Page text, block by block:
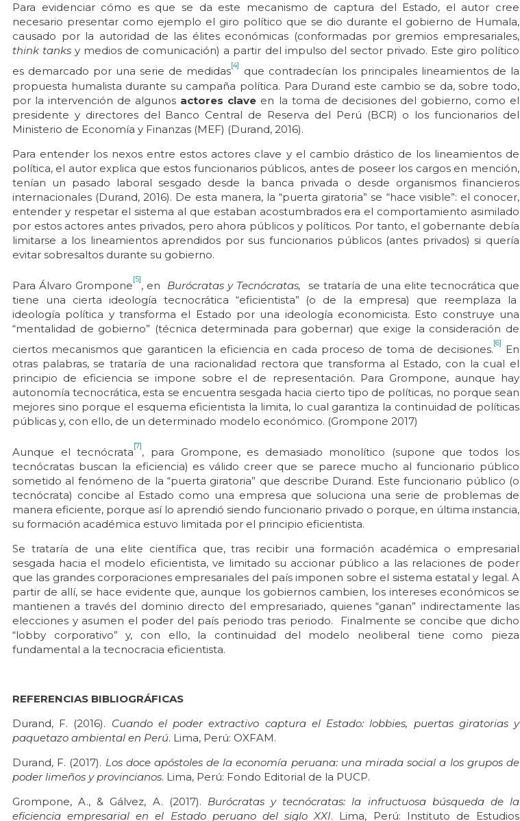
Para evidenciar cómo es que se da este mecanismo de captura del Estado, el autor cree
necesario presentar como ejemplo el giro político que se dio durante el gobierno de Humala,
causado por la autoridad de las élites económicas (conformadas por gremios empresariales,
think tanksy medios de comunicación) a partir del impulso del sector privado. Este giro político
es demarcado por una serie de medidas[4]
que contradecían los principales lineamientos de la
propuesta humalista durante su campaña política. Para Durand este cambio se da, sobre todo,
por la intervención de algunos actores clave en la toma de decisiones del gobierno, como el
presidente y directores del Banco Central de Reserva del Perú (BCR) o los funcionarios del
Ministerio de Economía y Finanzas (MEF) (Durand, 2016).
Para entender los nexos entre estos actores clave y el cambio drástico de los lineamientos de
política, el autor explica que estos funcionarios públicos, antes de poseer los cargos en mención,
tenían un pasado laboral sesgado desde la banca privada o desde organismos financieros
internacionales (Durand, 2016). De esta manera, la “puerta giratoria” se “hace visible”: el conocer,
entender y respetar el sistema al que estaban acostumbrados era el comportamiento asimilado
por estos actores antes privados, pero ahora públicos y políticos. Por tanto, el gobernante debía
limitarse a los lineamientos aprendidos por sus funcionarios públicos (antes privados) si quería
evitar sobresaltos durante su gobierno.
Para Álvaro Grompone[5], en Burócratas y Tecnócratas,
se trataría de una elite tecnocrática que
tiene una cierta ideología tecnocrática “eficientista” (o de la empresa) que reemplaza la
ideología política y transforma el Estado por una ideología economicista. Esto construye una
“mentalidad de gobierno” (técnica determinada para gobernar) que exige la consideración de
ciertos mecanismos que garanticen la eficiencia en cada proceso de toma de decisiones.[6]
En
otras palabras, se trataría de una racionalidad rectora que transforma al Estado, con la cual el
principio de eficiencia se impone sobre el de representación. Para Grompone, aunque hay
autonomía tecnocrática, esta se encuentra sesgada hacia cierto tipo de políticas, no porque sean
mejores sino porque el esquema eficientista la limita, lo cual garantiza la continuidad de políticas
públicas y, con ello, de un determinado modelo económico. (Grompone 2017)
Aunque el tecnócrata[7], para Grompone, es demasiado monolítico (supone que todos los
tecnócratas buscan la eficiencia) es válido creer que se parece mucho al funcionario público
sometido al fenómeno de la “puerta giratoria” que describe Durand. Este funcionario público (o
tecnócrata) concibe al Estado como una empresa que soluciona una serie de problemas de
manera eficiente, porque así lo aprendió siendo funcionario privado o porque, en última instancia,
su formación académica estuvo limitada por el principio eficientista.
Se trataría de una elite científica que, tras recibir una formación académica o empresarial
sesgada hacia el modelo eficientista, ve limitado su accionar público a las relaciones de poder
que las grandes corporaciones empresariales del país imponen sobre el sistema estatal y legal. A
partir de allí, se hace evidente que, aunque los gobiernos cambien, los intereses económicos se
mantienen a través del dominio directo del empresariado, quienes “ganan” indirectamente las
elecciones y asumen el poder del país periodo tras periodo. Finalmente se concibe que dicho
“lobby corporativo” y, con ello, la continuidad del modelo neoliberal tiene como pieza
fundamental a la tecnocracia eficientista.
REFERENCIAS BIBLIOGRÁFICAS
Durand, F. (2016). Cuando el poder extractivo captura el Estado: lobbies, puertas giratorias y
paquetazo ambiental en Perú. Lima, Perú: OXFAM.
Durand, F. (2017). Los doce apóstoles de la economía peruana: una mirada social a los grupos de
poder limeños y provincianos. Lima, Perú: Fondo Editorial de la PUCP.
Grompone, A., & Gálvez, A. (2017). Burócratas y tecnócratas: la infructuosa búsqueda de la
eficiencia empresarial en el Estado peruano del siglo XXI. Lima, Perú: Instituto de Estudios